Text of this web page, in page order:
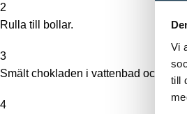
Vi
till
2
Rulla till bollar.
3
Smält chokladen i vattenbad och
4